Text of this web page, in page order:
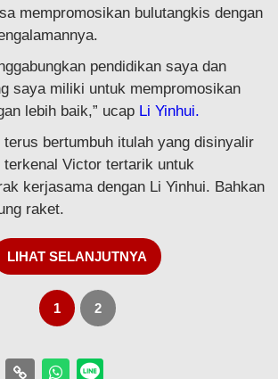
mempromosikan bulutangkis dengan
pendidikan saya dan
saya miliki untuk mempromosikan
lebih baik,” ucap Li Yinhui.
terus bertumbuh itulah yang disinyalir
terkenal Victor tertarik untuk
kerjasama dengan Li Yinhui. Bahkan
raket.
LIHAT SELANJUTNYA
1 2